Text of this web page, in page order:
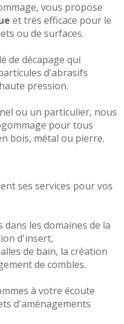
, vous propose
et très efficace pour le
ou de surfaces.
de décapage qui
d'abrasifs
pression.
ou un particulier, nous
pour tous
bois, métal ou pierre.
ses services pour vos
les domaines de la
d'insert,
de bain, la création
de combles.
à votre écoute
d'aménagements